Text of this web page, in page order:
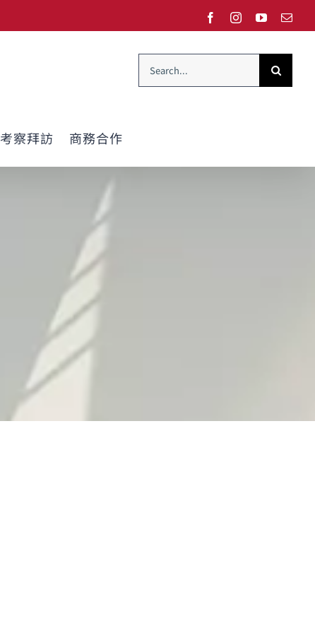
FacebookInstagramYouTube
Search
for:
考察拜訪 商務合作